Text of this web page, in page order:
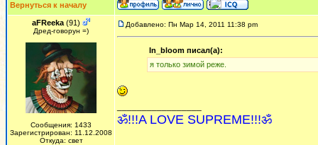
Вернуться к началу
aFReeka (91)
Дред-говорун =)
Сообщения: 1433
Зарегистрирован: 11.12.2008
Откуда: свет
Добавлено: Пн Мар 14, 2011 11:38 pm
In_bloom писал(а):
я только зимой реже.
ॐ!!!A LOVE SUPREME!!!ॐ